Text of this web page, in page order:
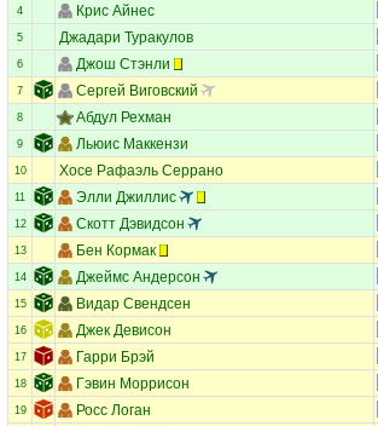
4 Крис Айнес
5 Джадари Туракулов
6 Джош Стэнли
7 Сергей Виговский
8 Абдул Рехман
9 Льюис Маккензи
10 Хосе Рафаэль Серрано
11 Элли Джиллис
12 Скотт Дэвидсон
13 Бен Кормак
14 Джеймс Андерсон
15 Видар Свендсен
16 Джек Девисон
17 Гарри Брэй
18 Гэвин Моррисон
19 Росс Логан